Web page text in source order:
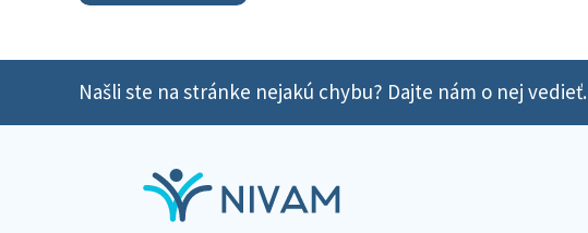
Našli ste na stránke nejakú chybu? Dajte nám o nej vedieť.